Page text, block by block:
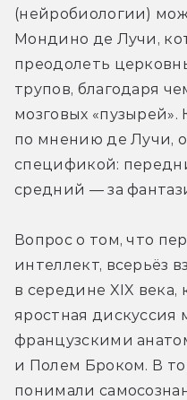
(нейробиологии)
Мондино де Лучи,
преодолеть
трупов, благодаря
мозговых
по мнению де Лучи,
спецификой:
средний — за
Вопрос о том, что
интеллект, всерьёз
в середине XIX века,
яростная
французскими
и Полем Броком. В
понимали